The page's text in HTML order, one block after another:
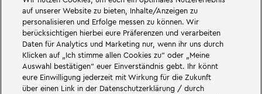
auf unserer Website zu bieten, Inhalte/Anzeigen zu
personalisieren und Erfolge messen zu können. Wir
berücksichtigen hierbei eure Präferenzen und verarbeiten
Daten für Analytics und Marketing nur, wenn ihr uns durch
Klicken auf „Ich stimme allen Cookies zu“ oder „Meine
Auswahl bestätigen“ euer Einverständnis gebt. Ihr könnt
eure Einwilligung jederzeit mit Wirkung für die Zukunft
über einen Link in der Datenschutzerklärung / durch